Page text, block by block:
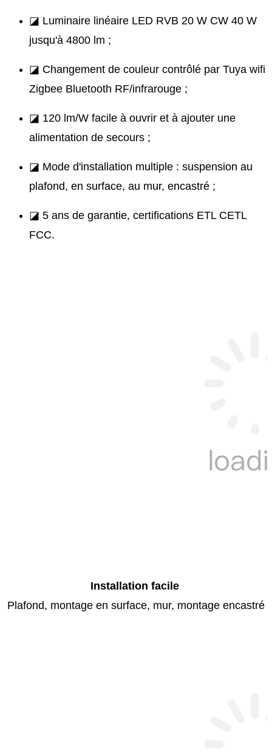
◪ Luminaire linéaire LED RVB 20 W CW 40 W
jusqu'à 4800 lm ;
◪ Changement de couleur contrôlé par Tuya wifi
Zigbee Bluetooth RF/infrarouge ;
◪ 120 lm/W facile à ouvrir et à ajouter une
alimentation de secours ;
◪ Mode d'installation multiple : suspension au
plafond, en surface, au mur, encastré ;
◪ 5 ans de garantie, certifications ETL CETL
FCC.
Installation facile
Plafond, montage en surface, mur, montage encastré